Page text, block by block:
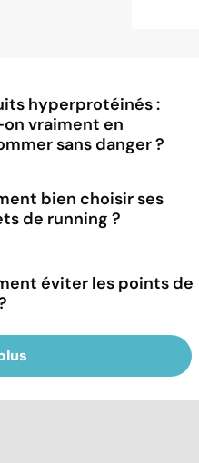
hyperprotéinés :
vraiment en
sans danger ?
bien choisir ses
de running ?
éviter les points de